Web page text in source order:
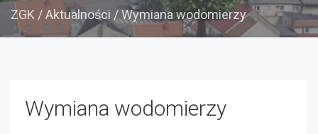
ZGK /Aktualności /Wymiana wodomierzy
Wymiana wodomierzy